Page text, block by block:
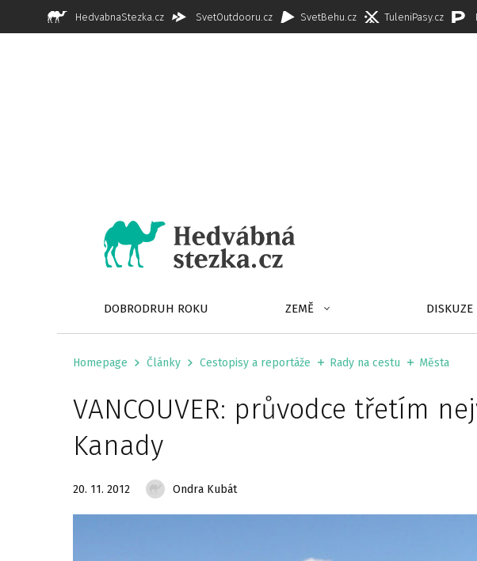
HedvabnaStezka.cz SvetOutdooru.cz SvetBehu.cz TuleniPasy.cz
DOBRODRUH ROKU ZEMĚ DISKUZE
Homepage Články Cestopisy a reportáže Rady na cestu Města
VANCOUVER: průvodce třetím
Kanady
20. 11. 2012 Ondra Kubát